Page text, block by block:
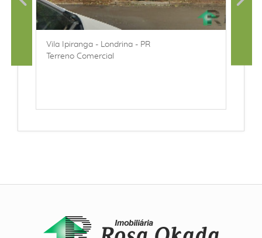
Vila Ipiranga - Londrina - PR
Terreno Comercial